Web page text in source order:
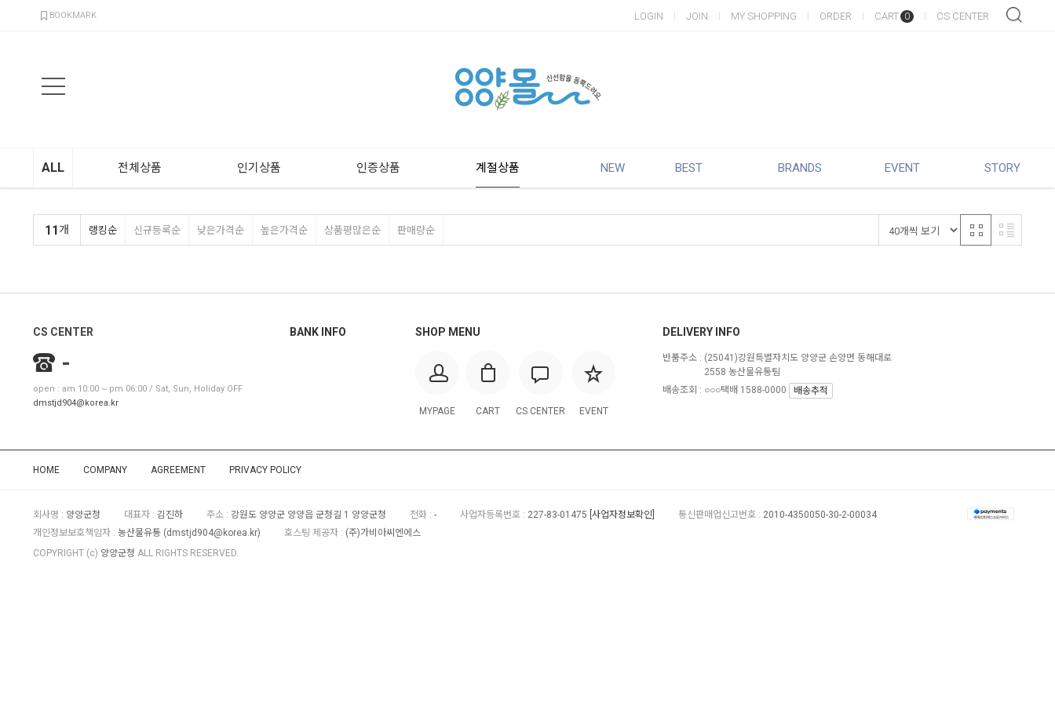
BOOKMARK LOGIN JOIN MY SHOPPING ORDER CART 0 CS CENTER
ALL 전체상품 인기상품 인증상품 계절상품 NEW BEST BRANDS EVENT STORY
11개 랭킹순 신규등록순 낮은가격순 높은가격순 상품평많은순 판매량순
CS CENTER
-
open : am 10:00 ~ pm 06:00 / Sat, Sun, Holiday OFF
dmstjd904@korea.kr
BANK INFO SHOP MENU
MYPAGE CART CS CENTER EVENT
DELIVERY INFO
반품주소 : (25041)강원특별자치도 양양군 손양면 동해대로
2558 농산물유통팀
배송조회 : ○○○택배 1588-0000
배송추적
HOME COMPANY AGREEMENT PRIVACY POLICY
회사명 : 양양군청 대표자 : 김진하 주소 : 강원도 양양군 양양읍 군청길 1 양양군청 전화 : - 사업자등록번호 : 227-83-01475 [사업자정보확인] 통신판매업신고번호 : 2010-4350050-30-2-00034
개인정보보호책임자 : 농산물유통 (dmstjd904@korea.kr) 호스팅 제공자 : (주)가비아씨엔에스
COPYRIGHT (c) 양양군청 ALL RIGHTS RESERVED.